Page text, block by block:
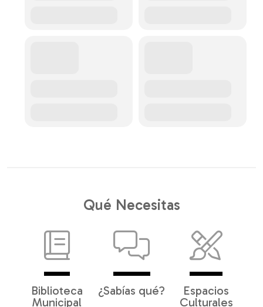
Qué Necesitas
Biblioteca
Municipal
¿Sabías qué?
Espacios
Culturales